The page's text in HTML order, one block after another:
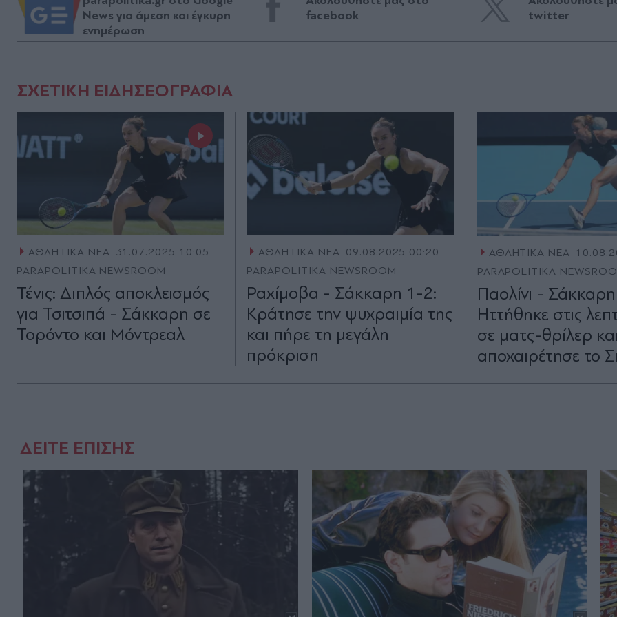
News για άμεση και έγκυρη
ενημέρωση
facebook
twitter
ΣΧΕΤΙΚΗ ΕΙΔΗΣΕΟΓΡΑΦΙΑ
ΑΘΛΗΤΙΚΑ ΝΕΑ 31.07.2025 10:05
PARAPOLITIKA NEWSROOM
Τένις: Διπλός αποκλεισμός
για Τσιτσιπά - Σάκκαρη σε
Τορόντο και Μόντρεαλ
ΑΘΛΗΤΙΚΑ ΝΕΑ 09.08.2025 00:20
PARAPOLITIKA NEWSROOM
Ραχίμοβα - Σάκκαρη 1-2:
Κράτησε την ψυχραιμία της
και πήρε τη μεγάλη
πρόκριση
ΑΘΛΗΤΙΚΑ ΝΕΑ
PARAPOLITIKA
Παολίνι -
Ηττήθηκε στις
σε ματς-θρίλερ
αποχαιρέτησε το